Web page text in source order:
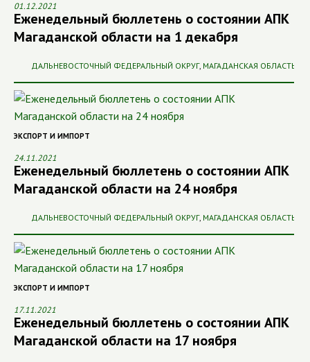
01.12.2021
Еженедельный бюллетень о состоянии АПК
Магаданской области на 1 декабря
ДАЛЬНЕВОСТОЧНЫЙ ФЕДЕРАЛЬНЫЙ ОКРУГ, МАГАДАНСКАЯ ОБЛАСТЬ
ЭКСПОРТ И ИМПОРТ
24.11.2021
Еженедельный бюллетень о состоянии АПК
Магаданской области на 24 ноября
ДАЛЬНЕВОСТОЧНЫЙ ФЕДЕРАЛЬНЫЙ ОКРУГ, МАГАДАНСКАЯ ОБЛАСТЬ
ЭКСПОРТ И ИМПОРТ
17.11.2021
Еженедельный бюллетень о состоянии АПК
Магаданской области на 17 ноября